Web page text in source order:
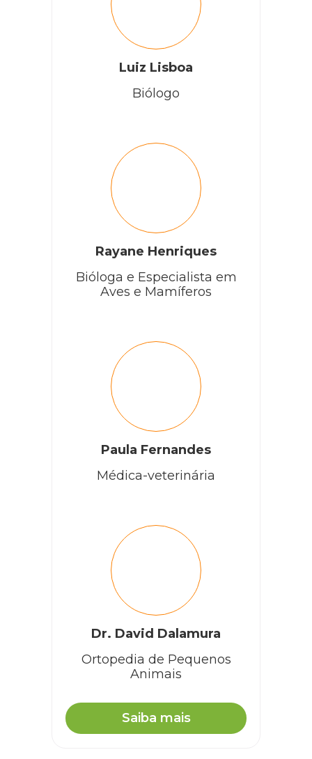
Luiz Lisboa
Biólogo
Rayane Henriques
Bióloga e Especialista em
Aves e Mamíferos
Paula Fernandes
Médica-veterinária
Dr. David Dalamura
Ortopedia de Pequenos
Animais
Saiba mais